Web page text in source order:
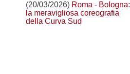
(20/03/2026) Roma - Bologna:
la meravigliosa coreografia
della Curva Sud